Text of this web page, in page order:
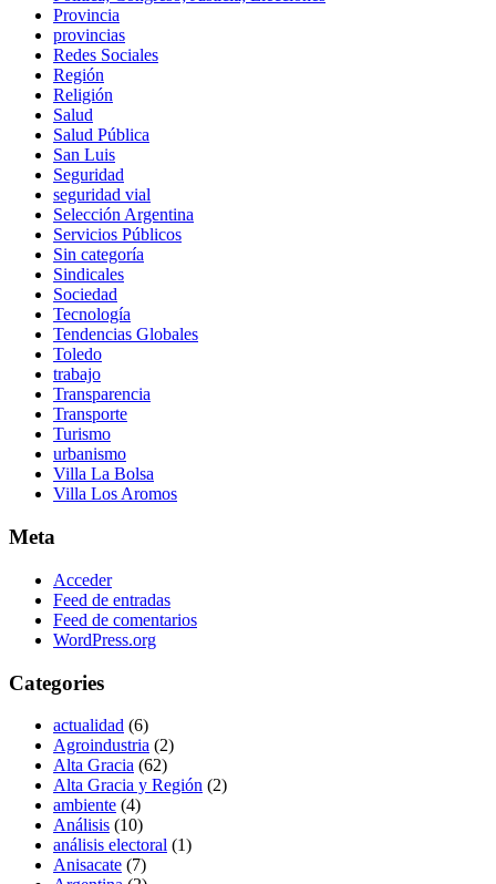
Provincia
provincias
Redes Sociales
Región
Religión
Salud
Salud Pública
San Luis
Seguridad
seguridad vial
Selección Argentina
Servicios Públicos
Sin categoría
Sindicales
Sociedad
Tecnología
Tendencias Globales
Toledo
trabajo
Transparencia
Transporte
Turismo
urbanismo
Villa La Bolsa
Villa Los Aromos
Meta
Acceder
Feed de entradas
Feed de comentarios
WordPress.org
Categories
actualidad (6)
Agroindustria (2)
Alta Gracia (62)
Alta Gracia y Región (2)
ambiente (4)
Análisis (10)
análisis electoral (1)
Anisacate (7)